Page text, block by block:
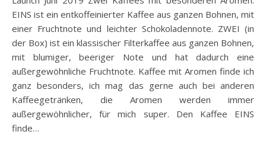
EINS ist ein entkoffeinierter Kaffee aus ganzen Bohnen, mit
einer Fruchtnote und leichter Schokoladennote. ZWEI (in
der Box) ist ein klassischer Filterkaffee aus ganzen Bohnen,
mit blumiger, beeriger Note und hat dadurch eine
außergewöhnliche Fruchtnote. Kaffee mit Aromen finde ich
ganz besonders, ich mag das gerne auch bei anderen
Kaffeegetränken, die Aromen werden immer
außergewöhnlicher, für mich super. Den Kaffee EINS
finde…